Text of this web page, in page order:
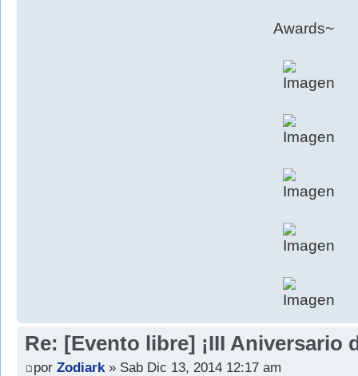
Awards~
Re: [Evento libre] ¡III Aniversario
por Zodiark » Sab Dic 13, 2014 12:17 am